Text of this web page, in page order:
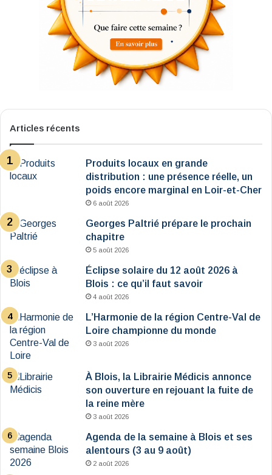
Articles récents
Produits locaux en grande
distribution : une présence réelle, un
poids encore marginal en Loir-et-Cher
6 août 2026
Georges Paltrié prépare le prochain
chapitre
5 août 2026
Éclipse solaire du 12 août 2026 à
Blois : ce qu’il faut savoir
4 août 2026
L’Harmonie de la région Centre-Val de
Loire championne du monde
3 août 2026
À Blois, la Librairie Médicis annonce
son ouverture en rejouant la fuite de
la reine mère
3 août 2026
Agenda de la semaine à Blois et ses
alentours (3 au 9 août)
2 août 2026